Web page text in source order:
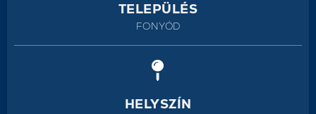
TELEPÜLÉS
FONYÓD
HELYSZÍN